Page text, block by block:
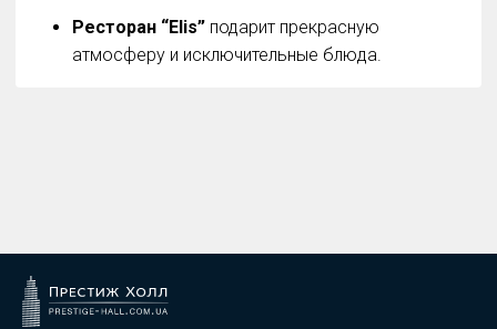
Ресторан “Elis” подарит прекрасную
атмосферу и исключительные блюда.